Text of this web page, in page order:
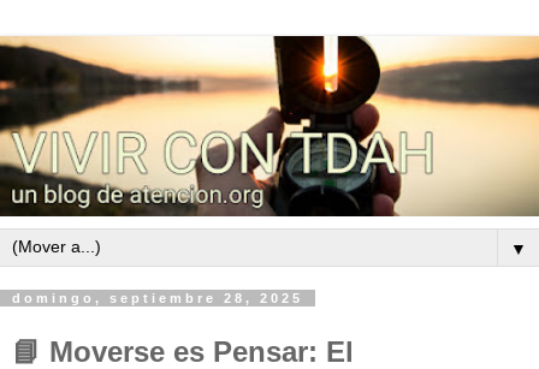
▼
domingo, septiembre 28, 2025
📘 Moverse es Pensar: El